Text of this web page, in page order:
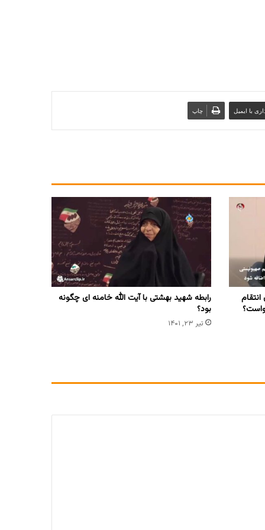
با ایمیل چاپ
رابطه شهید بهشتی با آیت الله خامنه ای چگونه
بود؟
تیر ۲۳, ۱۴۰۱